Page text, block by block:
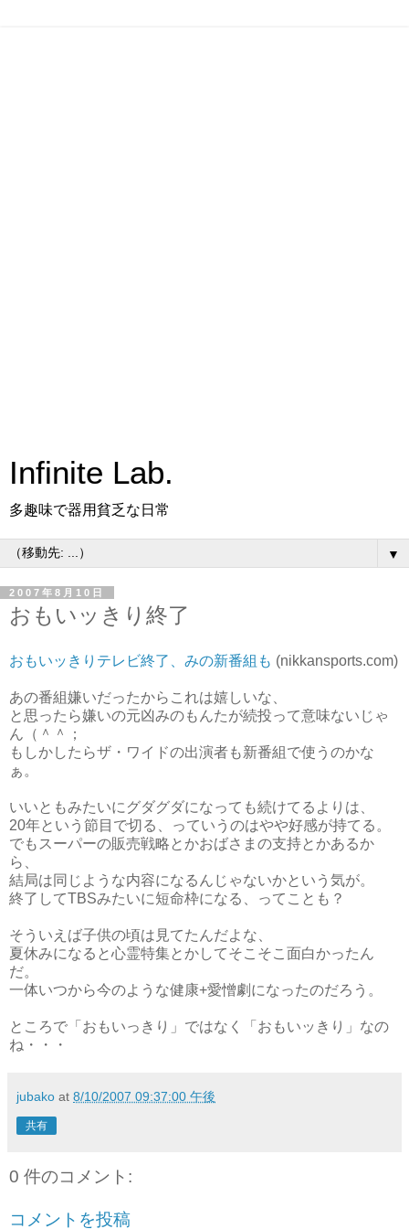
Infinite Lab.
多趣味で器用貧乏な日常
▼
2007年8月10日
おもいッきり終了
おもいッきりテレビ終了、みの新番組も (nikkansports.com)
あの番組嫌いだったからこれは嬉しいな、
と思ったら嫌いの元凶みのもんたが続投って意味ないじゃ
ん（＾＾；
もしかしたらザ・ワイドの出演者も新番組で使うのかな
ぁ。
いいともみたいにグダグダになっても続けてるよりは、
20年という節目で切る、っていうのはやや好感が持てる。
でもスーパーの販売戦略とかおばさまの支持とかあるか
ら、
結局は同じような内容になるんじゃないかという気が。
終了してTBSみたいに短命枠になる、ってことも？
そういえば子供の頃は見てたんだよな、
夏休みになると心霊特集とかしてそこそこ面白かったん
だ。
一体いつから今のような健康+愛憎劇になったのだろう。
ところで「おもいっきり」ではなく「おもいッきり」なの
ね・・・
jubako at 8/10/2007 09:37:00 午後
共有
0 件のコメント:
コメントを投稿